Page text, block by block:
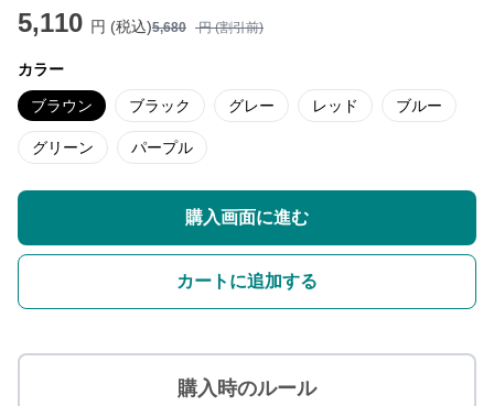
5,110 円 (税込)5,680 円 (割引前)
カラー
ブラウン ブラック グレー レッド ブルー
グリーン パープル
購入画面に進む
カートに追加する
購入時のルール